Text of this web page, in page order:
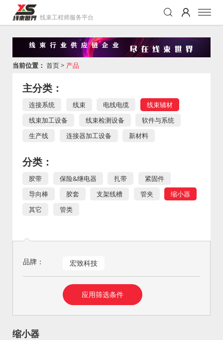
线束工程师服务平台
当前位置： 首页> 产品
主分类：
连接系统 线束 电线电缆
线束辅材
线束加工设备
线束检测设备
软件与系统
生产线
连接器加工设备 新材料
分类：
胶带 保险&继电器 扎带
紧固件
导向棒
胶套 支架线槽 管夹
缩小器
其它
管类
品牌： 宏致科技
缩小器